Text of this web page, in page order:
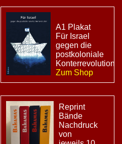
A1 Plakat
Für Israel
gegen die
postkoloniale
Konterrevolution
Zum Shop
Reprint
Bände
Nachdruck
von